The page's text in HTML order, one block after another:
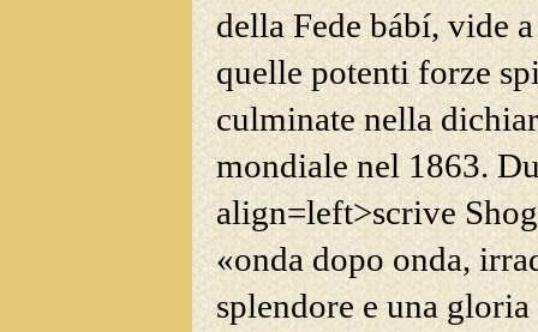
della Fede bábí, vide
quelle potenti forze
culminate nella
mondiale nel 1863.
align=left>scrive
«onda dopo onda,
splendore e una